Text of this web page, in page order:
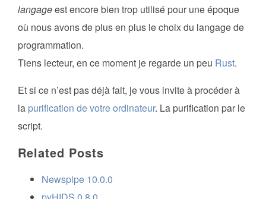
langageest encore bien trop utilisé pour une époque
où nous avons de plus en plus le choix du langage de
programmation.
Tiens lecteur, en ce moment je regarde un peu Rust.
Et si ce n’est pas déjà fait, je vous invite à procéder à
la purification de votre ordinateur. La purification par le
script.
Related Posts
Newspipe 10.0.0